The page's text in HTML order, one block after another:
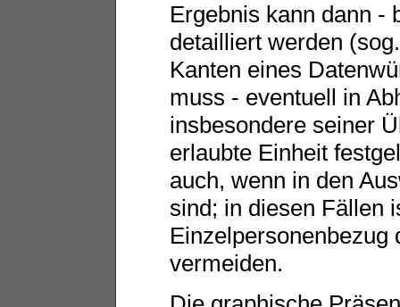
Ergebnis kann dann -
detailliert werden
Kanten eines
muss - eventuell in
insbesondere seiner
erlaubte Einheit
auch, wenn in den
sind; in diesen Fällen
Einzelpersonenbezug
vermeiden.